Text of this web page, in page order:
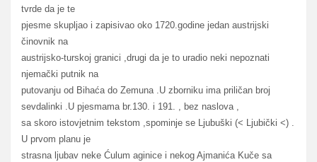
tvrde da je te
pjesme skupljao i zapisivao oko 1720.godine jedan austrijski
činovnik na
austrijsko-turskoj granici ,drugi da je to uradio neki nepoznati
njemački putnik na
putovanju od Bihaća do Zemuna .U zborniku ima priličan broj
sevdalinki .U pjesmama br.130. i 191. , bez naslova ,
sa skoro istovjetnim tekstom ,spominje se Ljubuški (< Ljubički <) .
U prvom planu je
strasna ljubav neke Ćulum aginice i nekog Ajmanića Kuče sa